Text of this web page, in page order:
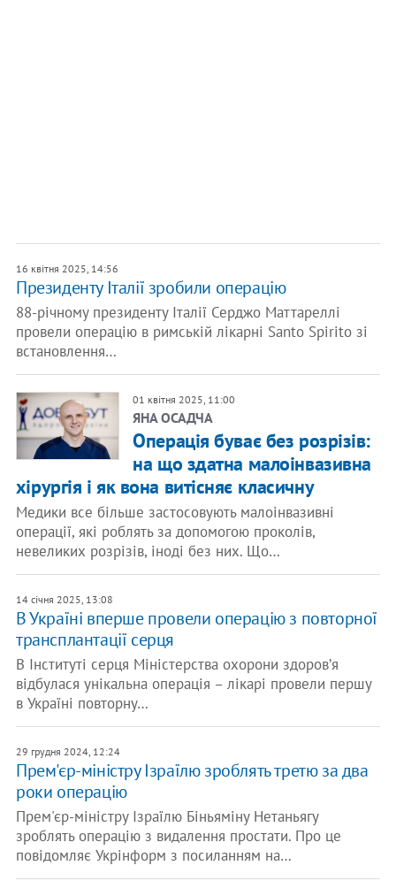
16 квітня 2025, 14:56
Президенту Італії зробили операцію
88-річному президенту Італії Серджо Маттареллі
провели операцію в римській лікарні Santo Spirito зі
встановлення…
01 квітня 2025, 11:00
ЯНА ОСАДЧА
Операція буває без розрізів:
на що здатна малоінвазивна
хірургія і як вона витісняє класичну
Медики все більше застосовують малоінвазивні
операції, які роблять за допомогою проколів,
невеликих розрізів, іноді без них. Що…
14 січня 2025, 13:08
​В Україні вперше провели операцію з повторної
трансплантації серця
В Інституті серця Міністерства охорони здоровʼя
відбулася унікальна операція – лікарі провели першу
в Україні повторну…
29 грудня 2024, 12:24
Прем'єр-міністру Ізраїлю зроблять третю за два
роки операцію
Прем'єр-міністру Ізраїлю Біньяміну Нетаньягу
зроблять операцію з видалення простати. Про це
повідомляє Укрінформ з посиланням на…